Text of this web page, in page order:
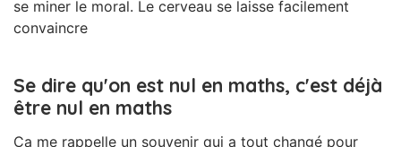
se miner le moral. Le cerveau se laisse facilement
convaincre
Se dire qu'on est nul en maths, c'est déjà
être nul en maths
Ça me rappelle un souvenir qui a tout changé pour